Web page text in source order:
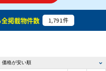
全掲載物件数 1,791件